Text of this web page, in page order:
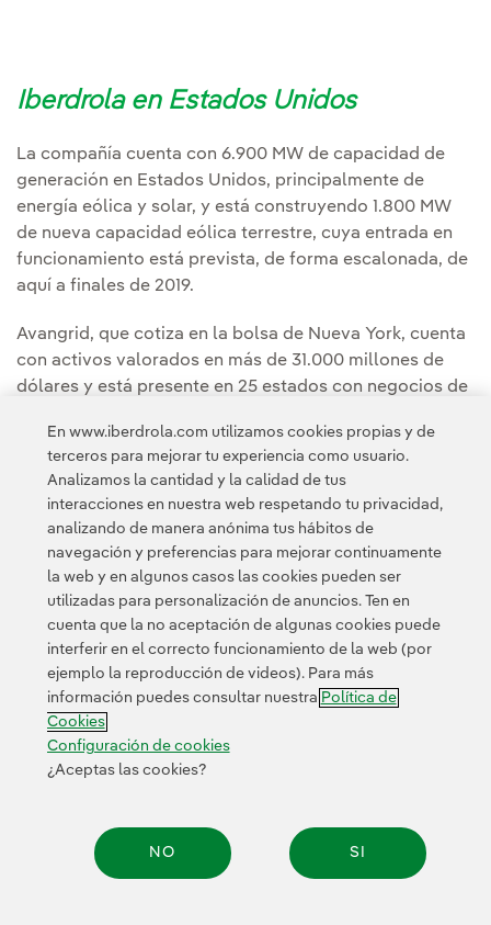
Iberdrola en Estados Unidos
La compañía cuenta con 6.900 MW de capacidad de
generación en Estados Unidos, principalmente de
energía eólica y solar, y está construyendo 1.800 MW
de nueva capacidad eólica terrestre, cuya entrada en
funcionamiento está prevista, de forma escalonada, de
aquí a finales de 2019.
Avangrid, que cotiza en la bolsa de Nueva York, cuenta
con activos valorados en más de 31.000 millones de
dólares y está presente en 25 estados con negocios de
aproximadamente 3,2 millones de clientes en Nueva
York y los estados de Nueva Inglaterra.
Contacta Política de Privacidad Información legal
Transparencia en el uso de la IA Política de cookies
Configuración de cookies Accesibilidad Canal de denuncias
© 2026 Iberdrola, S.A. Reservados todos los derechos.
En www.iberdrola.com utilizamos cookies propias y de
terceros para mejorar tu experiencia como usuario.
Analizamos la cantidad y la calidad de tus
interacciones en nuestra web respetando tu privacidad,
analizando de manera anónima tus hábitos de
navegación y preferencias para mejorar continuamente
la web y en algunos casos las cookies pueden ser
utilizadas para personalización de anuncios. Ten en
cuenta que la no aceptación de algunas cookies puede
interferir en el correcto funcionamiento de la web (por
ejemplo la reproducción de videos). Para más
información puedes consultar nuestra Política de
Cookies
Configuración de cookies
¿Aceptas las cookies?
NO SI